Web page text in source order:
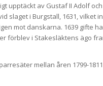
upptäckt av Gustaf II Adolf
slaget i Burgstall, 1631,
mot danskarna. 1639 gifte
förblev i Stakesläktens ägo
mellan åren 1799-